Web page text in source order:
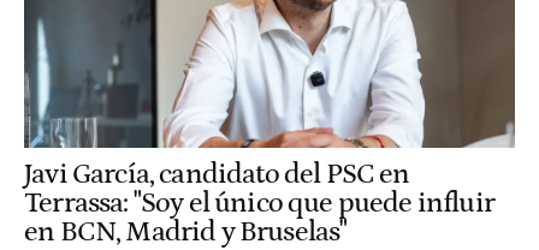
Javi García, candidato del PSC en
Terrassa: "Soy el único que puede influir
en BCN, Madrid y Bruselas"